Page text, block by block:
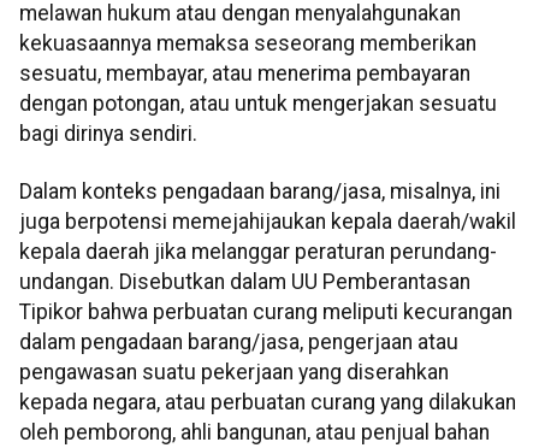
melawan hukum atau dengan menyalahgunakan
kekuasaannya memaksa seseorang memberikan
sesuatu, membayar, atau menerima pembayaran
dengan potongan, atau untuk mengerjakan sesuatu
bagi dirinya sendiri.
Dalam konteks pengadaan barang/jasa, misalnya, ini
juga berpotensi memejahijaukan kepala daerah/wakil
kepala daerah jika melanggar peraturan perundang-
undangan. Disebutkan dalam UU Pemberantasan
Tipikor bahwa perbuatan curang meliputi kecurangan
dalam pengadaan barang/jasa, pengerjaan atau
pengawasan suatu pekerjaan yang diserahkan
kepada negara, atau perbuatan curang yang dilakukan
oleh pemborong, ahli bangunan, atau penjual bahan